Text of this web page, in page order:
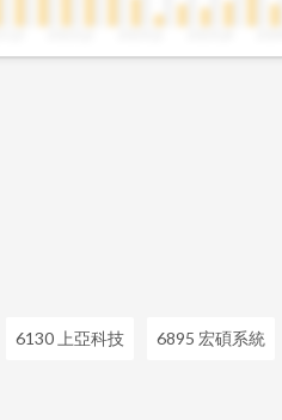
6130 上亞科技 6895 宏碩系統